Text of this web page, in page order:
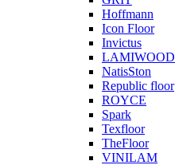
Hoffmann
Icon Floor
Invictus
LAMIWOOD
NatisSton
Republic floor
ROYCE
Spark
Texfloor
TheFloor
VINILAM